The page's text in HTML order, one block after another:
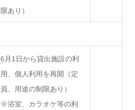
限あり）
6月1日から貸出施設の利
用、個人利用を再開（定
員、用途の制限あり）
※浴室、カラオケ等の利